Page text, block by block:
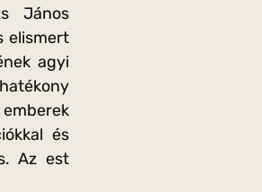
János
elismert
agyi
és
Az est